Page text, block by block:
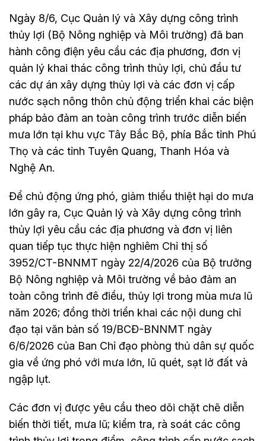
Ngày 8/6, Cục Quản lý và Xây dựng công trình
thủy lợi (Bộ Nông nghiệp và Môi trường) đã ban
hành công điện yêu cầu các địa phương, đơn vị
quản lý khai thác công trình thủy lợi, chủ đầu tư
các dự án xây dựng thủy lợi và các đơn vị cấp
nước sạch nông thôn chủ động triển khai các biện
pháp bảo đảm an toàn công trình trước diễn biến
mưa lớn tại khu vực Tây Bắc Bộ, phía Bắc tỉnh Phú
Thọ và các tỉnh Tuyên Quang, Thanh Hóa và
Nghệ An.
Để chủ động ứng phó, giảm thiểu thiệt hại do mưa
lớn gây ra, Cục Quản lý và Xây dựng công trình
thủy lợi yêu cầu các địa phương và đơn vị liên
quan tiếp tục thực hiện nghiêm Chỉ thị số
3952/CT-BNNMT ngày 22/4/2026 của Bộ trưởng
Bộ Nông nghiệp và Môi trường về bảo đảm an
toàn công trình đê điều, thủy lợi trong mùa mưa lũ
năm 2026; đồng thời triển khai các nội dung chỉ
đạo tại văn bản số 19/BCĐ-BNNMT ngày
6/6/2026 của Ban Chỉ đạo phòng thủ dân sự quốc
gia về ứng phó với mưa lớn, lũ quét, sạt lở đất và
ngập lụt.
Các đơn vị được yêu cầu theo dõi chặt chẽ diễn
biến thời tiết, mưa lũ; kiểm tra, rà soát các công